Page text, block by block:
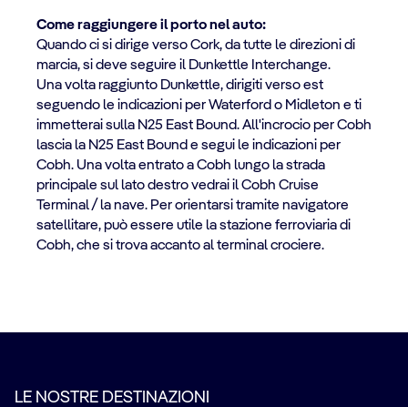
Come raggiungere il porto nel auto:
Quando ci si dirige verso Cork, da tutte le direzioni di
marcia, si deve seguire il Dunkettle Interchange.
Una volta raggiunto Dunkettle, dirigiti verso est
seguendo le indicazioni per Waterford o Midleton e ti
immetterai sulla N25 East Bound. All'incrocio per Cobh
lascia la N25 East Bound e segui le indicazioni per
Cobh. Una volta entrato a Cobh lungo la strada
principale sul lato destro vedrai il Cobh Cruise
Terminal / la nave. Per orientarsi tramite navigatore
satellitare, può essere utile la stazione ferroviaria di
Cobh, che si trova accanto al terminal crociere.
LE NOSTRE DESTINAZIONI